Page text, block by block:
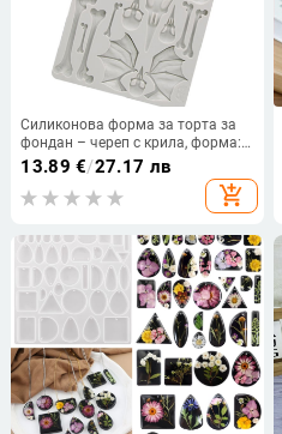
Силиконова форма за торта за
фондан – череп с крила, форма:
редовен многоъгълник,
предназначение: моделиране на
фондан
13.89 €/27.17 лв
add_shopping_cart